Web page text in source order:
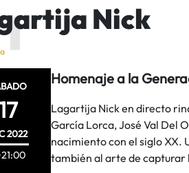
Nick
17
2022
21:00
Homenaje a la
Lagartija Nick en directo
García Lorca, José Val Del
nacimiento con el siglo XX.
también al arte de capturar